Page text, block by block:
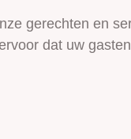
gerechten en
dat uw